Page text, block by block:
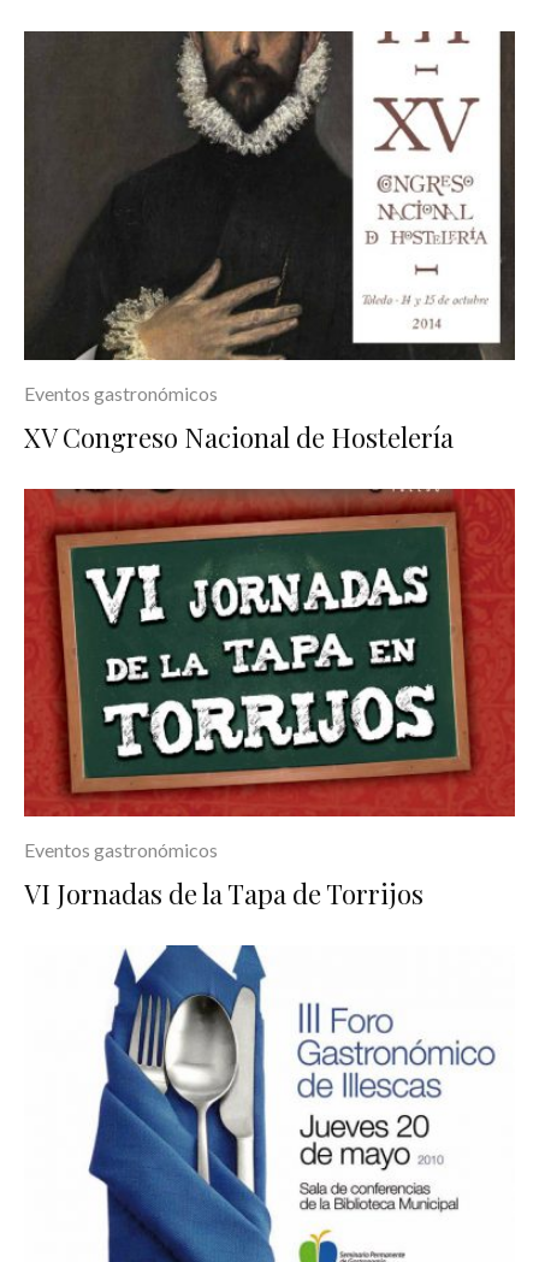
Eventos gastronómicos
XV Congreso Nacional de Hostelería
Eventos gastronómicos
VI Jornadas de la Tapa de Torrijos